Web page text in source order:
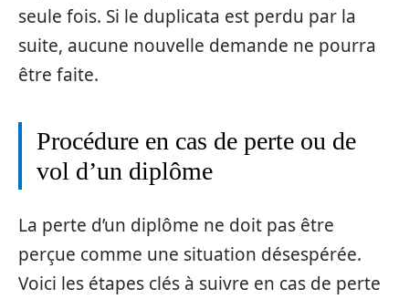
seule fois. Si le duplicata est perdu par la
suite, aucune nouvelle demande ne pourra
être faite.
Procédure en cas de perte ou de
vol d’un diplôme
La perte d’un diplôme ne doit pas être
perçue comme une situation désespérée.
Voici les étapes clés à suivre en cas de perte